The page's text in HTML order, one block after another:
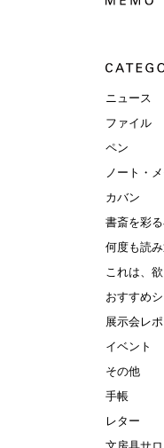
ニュース
ファイル
ペン
ノート・
カバン
書斎を彩
何度も読
これは、
おすすめ
展示会レ
イベント
その他
手帳
レター